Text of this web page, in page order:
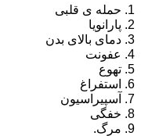
حمله ی قلبی
پارانویا
دمای بالای بدن
عفونت
تهوع
استفراغ
آسپیراسیون
خفگی
مرگ.